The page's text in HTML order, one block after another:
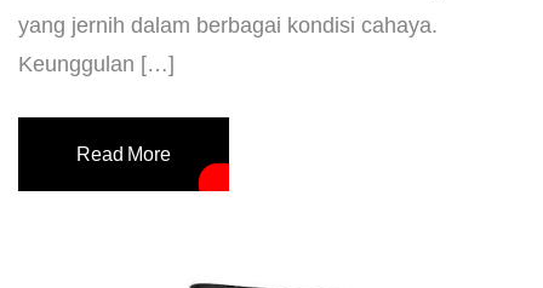
yang jernih dalam berbagai kondisi cahaya. ​
Keunggulan […]
Read More